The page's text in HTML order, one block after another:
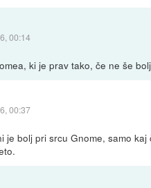
00:14
ki je prav tako, če ne še
00:37
je bolj pri srcu Gnome, samo kaj